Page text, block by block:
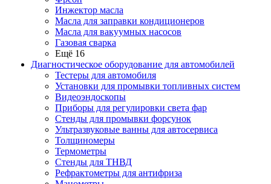
Инжектор масла
Масла для заправки кондиционеров
Масла для вакуумных насосов
Газовая сварка
Ещё 16
Диагностическое оборудование для автомобилей
Тестеры для автомобиля
Установки для промывки топливных систем
Видеоэндоскопы
Приборы для регулировки света фар
Стенды для промывки форсунок
Ультразвуковые ванны для автосервиса
Толщиномеры
Термометры
Стенды для ТНВД
Рефрактометры для антифриза